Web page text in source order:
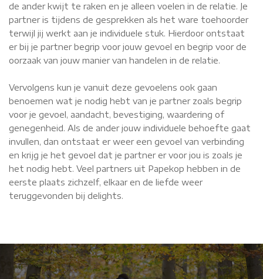
de ander kwijt te raken en je alleen voelen in de relatie. Je
partner is tijdens de gesprekken als het ware toehoorder
terwijl jij werkt aan je individuele stuk. Hierdoor ontstaat
er bij je partner begrip voor jouw gevoel en begrip voor de
oorzaak van jouw manier van handelen in de relatie.
Vervolgens kun je vanuit deze gevoelens ook gaan
benoemen wat je nodig hebt van je partner zoals begrip
voor je gevoel, aandacht, bevestiging, waardering of
genegenheid. Als de ander jouw individuele behoefte gaat
invullen, dan ontstaat er weer een gevoel van verbinding
en krijg je het gevoel dat je partner er voor jou is zoals je
het nodig hebt. Veel partners uit Papekop hebben in de
eerste plaats zichzelf, elkaar en de liefde weer
teruggevonden bij delights.